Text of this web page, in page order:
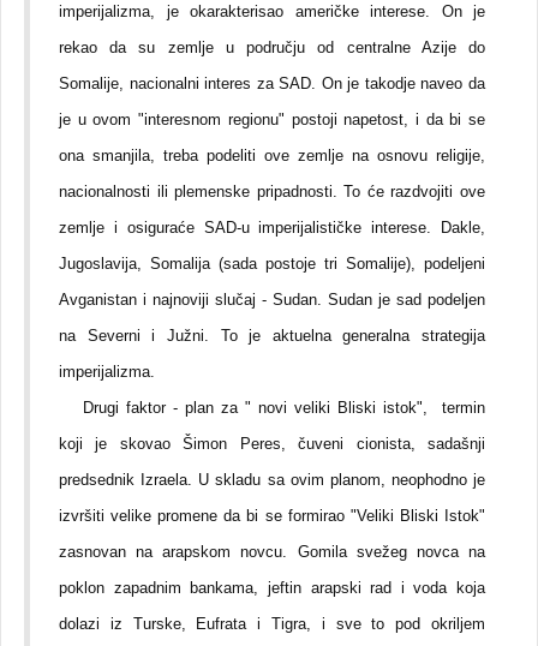
imperijalizma, je okarakterisao američke interese. On je
rekao da su zemlje u području od centralne Azije do
Somalije, nacionalni interes za SAD. On je takodje naveo da
je u ovom "interesnom regionu" postoji napetost, i da bi se
ona smanjila, treba podeliti ove zemlje na osnovu religije,
nacionalnosti ili plemenske pripadnosti. To će razdvojiti ove
zemlje i osiguraće SAD-u imperijalističke interese. Dakle,
Jugoslavija, Somalija (sada postoje tri Somalije), podeljeni
Avganistan i najnoviji slučaj - Sudan. Sudan je sad podeljen
na Severni i Južni. To je aktuelna generalna strategija
imperijalizma.
Drugi faktor - plan za " novi veliki Bliski istok", termin
koji je skovao Šimon Peres, čuveni cionista, sadašnji
predsednik Izraela. U skladu sa ovim planom, neophodno je
izvršiti velike promene da bi se formirao "Veliki Bliski Istok"
zasnovan na arapskom novcu. Gomila svežeg novca na
poklon zapadnim bankama, jeftin arapski rad i voda koja
dolazi iz Turske, Eufrata i Tigra, i sve to pod okriljem